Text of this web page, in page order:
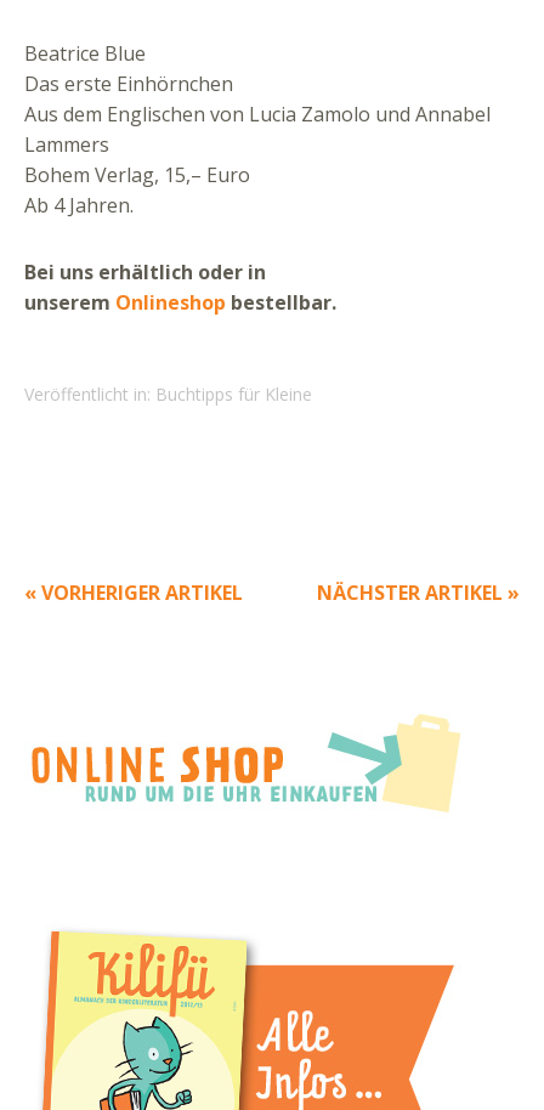
Beatrice Blue
Das erste Einhörnchen
Aus dem Englischen von Lucia Zamolo und Annabel
Lammers
Bohem Verlag, 15,– Euro
Ab 4 Jahren.
Bei uns erhältlich oder in
unserem Onlineshop bestellbar.
Veröffentlicht in: Buchtipps für Kleine
NÄCHSTER ARTIKEL »
« VORHERIGER ARTIKEL